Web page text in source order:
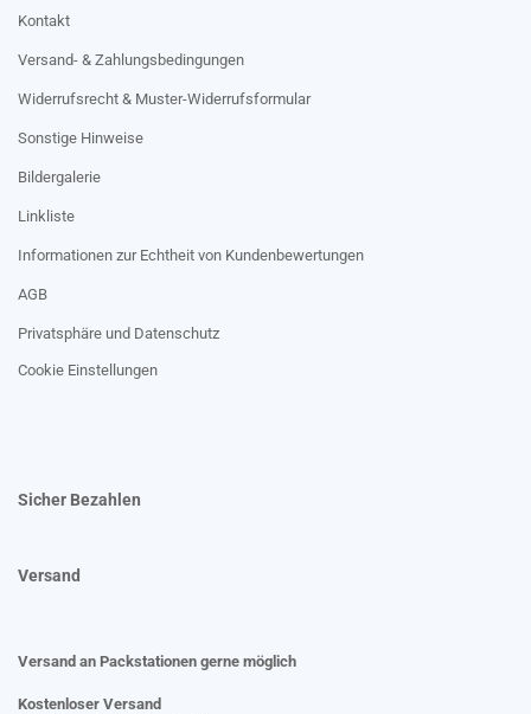
Kontakt
Versand- & Zahlungsbedingungen
Widerrufsrecht & Muster-Widerrufsformular
Sonstige Hinweise
Bildergalerie
Linkliste
Informationen zur Echtheit von Kundenbewertungen
AGB
Privatsphäre und Datenschutz
Cookie Einstellungen
Sicher Bezahlen
Versand
Versand an Packstationen gerne möglich
Kostenloser Versand